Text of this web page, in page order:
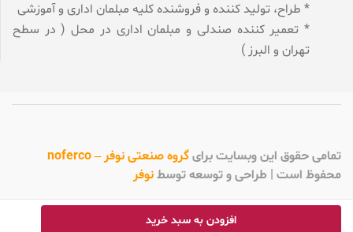
افزودن به سبد خرید
* طراح، تولید کننده و فروشنده کلیه مبلمان اداری و آموزشی
* تعمیر کننده صندلی و مبلمان اداری در محل ( در سطح
تهران و البرز )
تمامیحقوق این وبسایت برایگروه صنعتی نوفر – noferco
محفوظ است | طراحی و توسعه توسطنوفر